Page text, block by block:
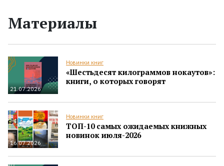
Материалы
21.07.2026
Новинки книг
«Шестьдесят килограммов нокаутов»:
книги, о которых говорят
16.07.2026
Новинки книг
ТОП-10 самых ожидаемых книжных
новинок июля-2026